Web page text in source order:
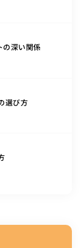
の深い関係
選び方